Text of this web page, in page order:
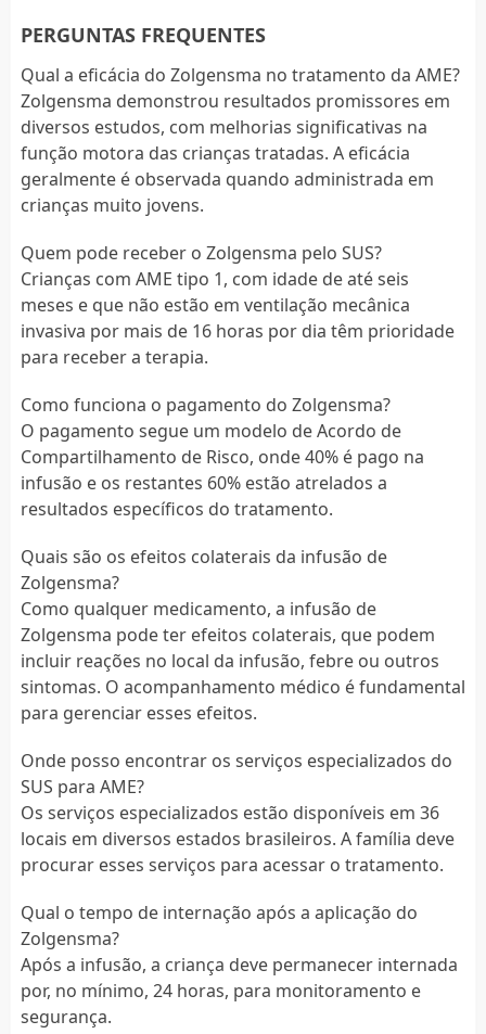
PERGUNTAS FREQUENTES
Qual a eficácia do Zolgensma no tratamento da AME?
Zolgensma demonstrou resultados promissores em
diversos estudos, com melhorias significativas na
função motora das crianças tratadas. A eficácia
geralmente é observada quando administrada em
crianças muito jovens.
Quem pode receber o Zolgensma pelo SUS?
Crianças com AME tipo 1, com idade de até seis
meses e que não estão em ventilação mecânica
invasiva por mais de 16 horas por dia têm prioridade
para receber a terapia.
Como funciona o pagamento do Zolgensma?
O pagamento segue um modelo de Acordo de
Compartilhamento de Risco, onde 40% é pago na
infusão e os restantes 60% estão atrelados a
resultados específicos do tratamento.
Quais são os efeitos colaterais da infusão de
Zolgensma?
Como qualquer medicamento, a infusão de
Zolgensma pode ter efeitos colaterais, que podem
incluir reações no local da infusão, febre ou outros
sintomas. O acompanhamento médico é fundamental
para gerenciar esses efeitos.
Onde posso encontrar os serviços especializados do
SUS para AME?
Os serviços especializados estão disponíveis em 36
locais em diversos estados brasileiros. A família deve
procurar esses serviços para acessar o tratamento.
Qual o tempo de internação após a aplicação do
Zolgensma?
Após a infusão, a criança deve permanecer internada
por, no mínimo, 24 horas, para monitoramento e
segurança.